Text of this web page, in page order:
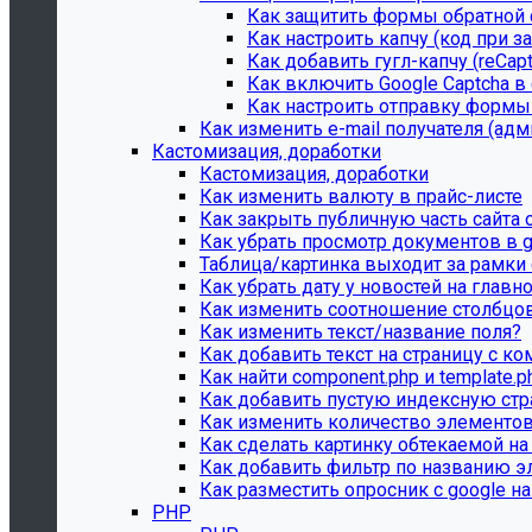
Как защитить формы обратной
Как настроить капчу (код при
Как добавить гугл-капчу
Как включить Google Captcha
Как настроить отправку
Как изменить e-mail получателя
Кастомизация, доработки
Кастомизация, доработки
Как изменить валюту в прайс-листе
Как закрыть публичную часть сайта
Как убрать просмотр документов в
Таблица/картинка выходит за рамки
Как убрать дату у новостей на
Как изменить соотношение
Как изменить текст/название поля?
Как добавить текст на страницу с
Как найти component.php и
Как добавить пустую индексную
Как изменить количество
Как сделать картинку обтекаемой
Как добавить фильтр по названию
Как разместить опросник с google на
PHP